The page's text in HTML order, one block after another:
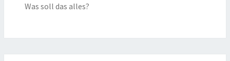
Was soll das alles?